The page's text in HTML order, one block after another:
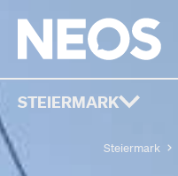
STEIERMARK
Steiermark